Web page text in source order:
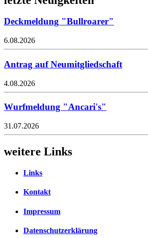
Deckmeldung "Bullroarer"
6.08.2026
Antrag auf Neumitgliedschaft
4.08.2026
Wurfmeldung "Ancari's"
31.07.2026
weitere Links
Links
Kontakt
Impressum
Datenschutzerklärung